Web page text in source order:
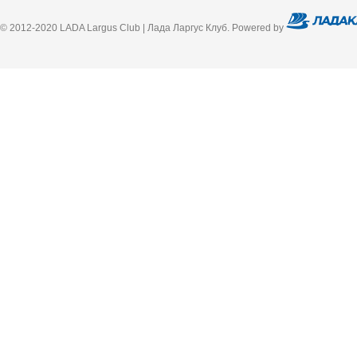
© 2012-2020 LADA Largus Club | Лада Ларгус Клуб. Powered by